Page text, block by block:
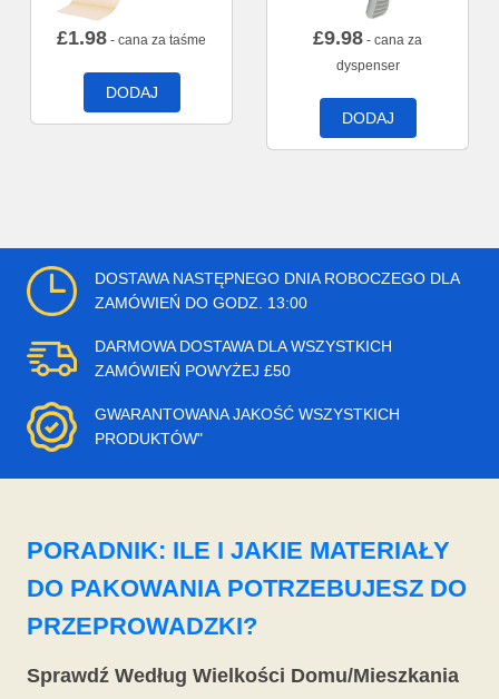
£1.98 - cana za taśme
DODAJ
£9.98 - cana za
dyspenser
DODAJ
DOSTAWA NASTĘPNEGO DNIA ROBOCZEGO DLA
ZAMÓWIEŃ DO GODZ. 13:00
DARMOWA DOSTAWA DLA WSZYSTKICH
ZAMÓWIEŃ POWYŻEJ £50
GWARANTOWANA JAKOŚĆ WSZYSTKICH
PRODUKTÓW"
PORADNIK: ILE I JAKIE MATERIAŁY
DO PAKOWANIA POTRZEBUJESZ DO
PRZEPROWADZKI?
Sprawdź Według Wielkości Domu/Mieszkania